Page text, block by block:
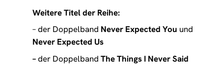
Weitere Titel der Reihe:
– der Doppelband Never Expected You und
Never Expected Us
–der Doppelband The Things I Never Said